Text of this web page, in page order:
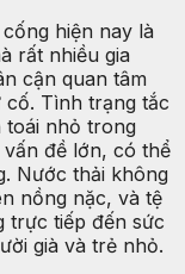
hiện nay là
rất nhiều gia
cận quan tâm
cố. Tình trạng tắc
toái nhỏ trong
đề lớn, có thể
Nước thải không
nồng nặc, và tệ
trực tiếp đến sức
già và trẻ nhỏ.